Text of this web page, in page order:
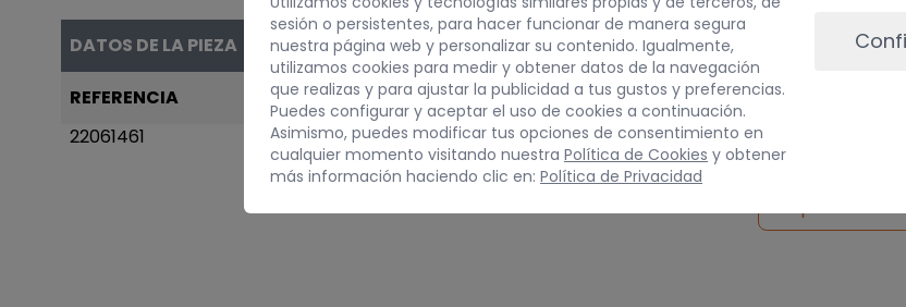
DATOS DE LA PIEZA
REFERENCIA
22061461
AÑO
1995
PESO
15 kg
Inspeccionar
sesión o persistentes, para hacer funcionar de manera segura
nuestra página web y personalizar su contenido. Igualmente,
utilizamos cookies para medir y obtener datos de la navegación
que realizas y para ajustar la publicidad a tus gustos y preferencias.
Puedes configurar y aceptar el uso de cookies a continuación.
Asimismo, puedes modificar tus opciones de consentimiento en
cualquier momento visitando nuestra Política de Cookies y obtener
más información haciendo clic en: Política de Privacidad